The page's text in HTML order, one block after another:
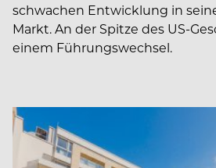
schwachen Entwicklung in
Markt. An der Spitze des US-
einem Führungswechsel.